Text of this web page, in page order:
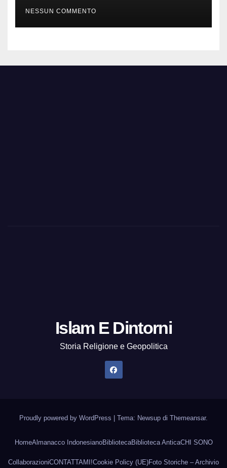
NESSUN COMMENTO
Islam E Dintorni
Storia Religione e Geopolitica
Proudly powered by WordPress | Tema: Newsup di Themeansar.
HomeAlmanacco IndonesianoBibliotecaBiblioteca AnticaCHI SONO
CollaborazioniCONTATTAMI!Cookie Policy (UE)Foto Storiche – Archivio